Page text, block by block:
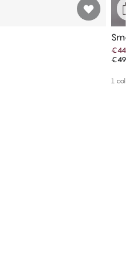
1 color